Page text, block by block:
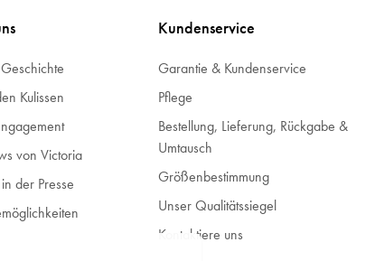
Kulissen
von Victoria
der Presse
Kundenservice
Garantie & Kundenservice
Pflege
Bestellung, Lieferung, Rückgabe &
Umtausch
Größenbestimmung
Unser Qualitätssiegel
Kontaktiere uns